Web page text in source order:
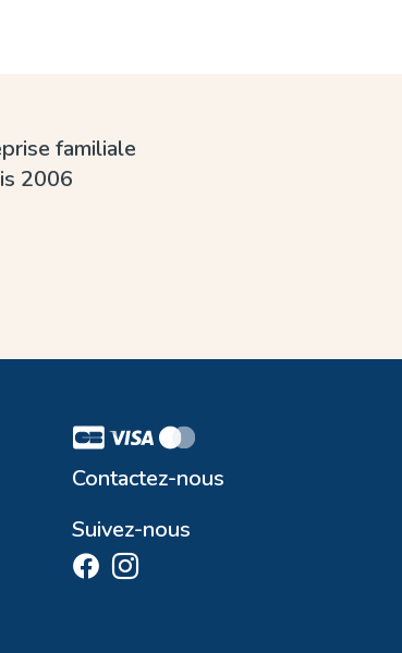
familiale
2006
Contactez-nous
Suivez-nous